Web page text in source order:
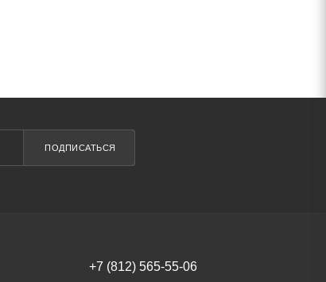
ПОДПИСАТЬСЯ
+7 (812) 565-55-06